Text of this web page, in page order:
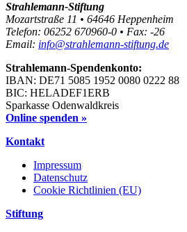
Strahlemann-Stiftung
Mozartstraße 11 • 64646 Heppenheim
Telefon: 06252 670960-0 • Fax: -26
Email: info@strahlemann-stiftung.de
Strahlemann-Spendenkonto:
IBAN: DE71 5085 1952 0080 0222 88
BIC: HELADEF1ERB
Sparkasse Odenwaldkreis
Online spenden »
Kontakt
Impressum
Datenschutz
Cookie Richtlinien (EU)
Stiftung